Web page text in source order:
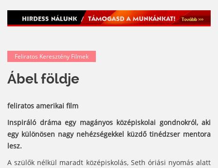
Feliratos Keresztény Filmek
Ábel földje
feliratos amerikai film
Inspiráló dráma egy magányos középiskolai gondnokról, aki
egy különösen nagy nehézségekkel küzdő tinédzser mentora
lesz.
A szülők nélkül maradt középiskolás, Seth óriási nyomás alatt